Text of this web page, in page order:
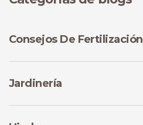
Consejos De Fertilización
Jardinería